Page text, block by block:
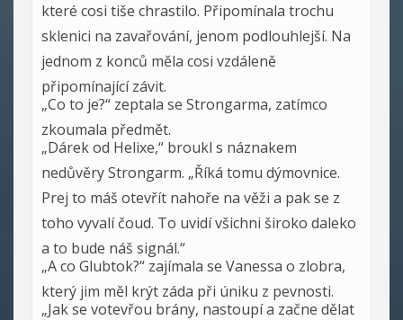
které cosi tiše chrastilo. Připomínala trochu
sklenici na zavařování, jenom podlouhlejší. Na
jednom z konců měla cosi vzdáleně
připomínající závit.
„Co to je?“ zeptala se Strongarma, zatímco
zkoumala předmět.
„Dárek od Helixe,“ broukl s náznakem
nedůvěry Strongarm. „Říká tomu dýmovnice.
Prej to máš otevřít nahoře na věži a pak se z
toho vyvalí čoud. To uvidí všichni široko daleko
a to bude náš signál.“
„A co Glubtok?“ zajímala se Vanessa o zlobra,
který jim měl krýt záda při úniku z pevnosti.
„Jak se votevřou brány, nastoupí a začne dělat